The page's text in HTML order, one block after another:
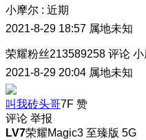
小摩尔 : 近期
2021-8-29 18:57 属地未知
荣耀粉丝213589258 评论 小
2021-8-29 20:04 属地未知
叫我砖头哥7F 赞
评论 举报
LV7荣耀Magic3 至臻版 5G